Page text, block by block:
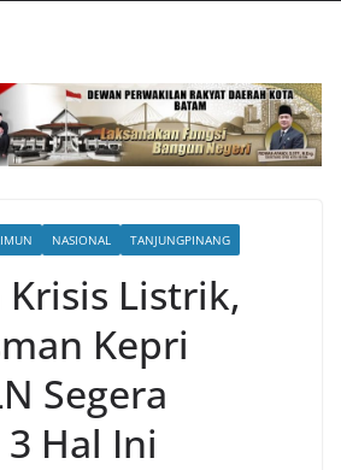
NASIONAL TANJUNGPINANG
Listrik,
Kepri
Segera
Hal Ini